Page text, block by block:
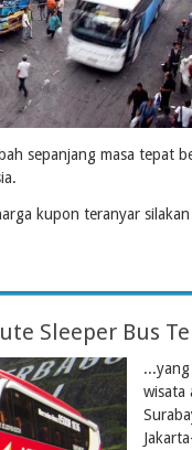
sepanjang masa tepat
kupon teranyar
Sleeper Bus
wisata